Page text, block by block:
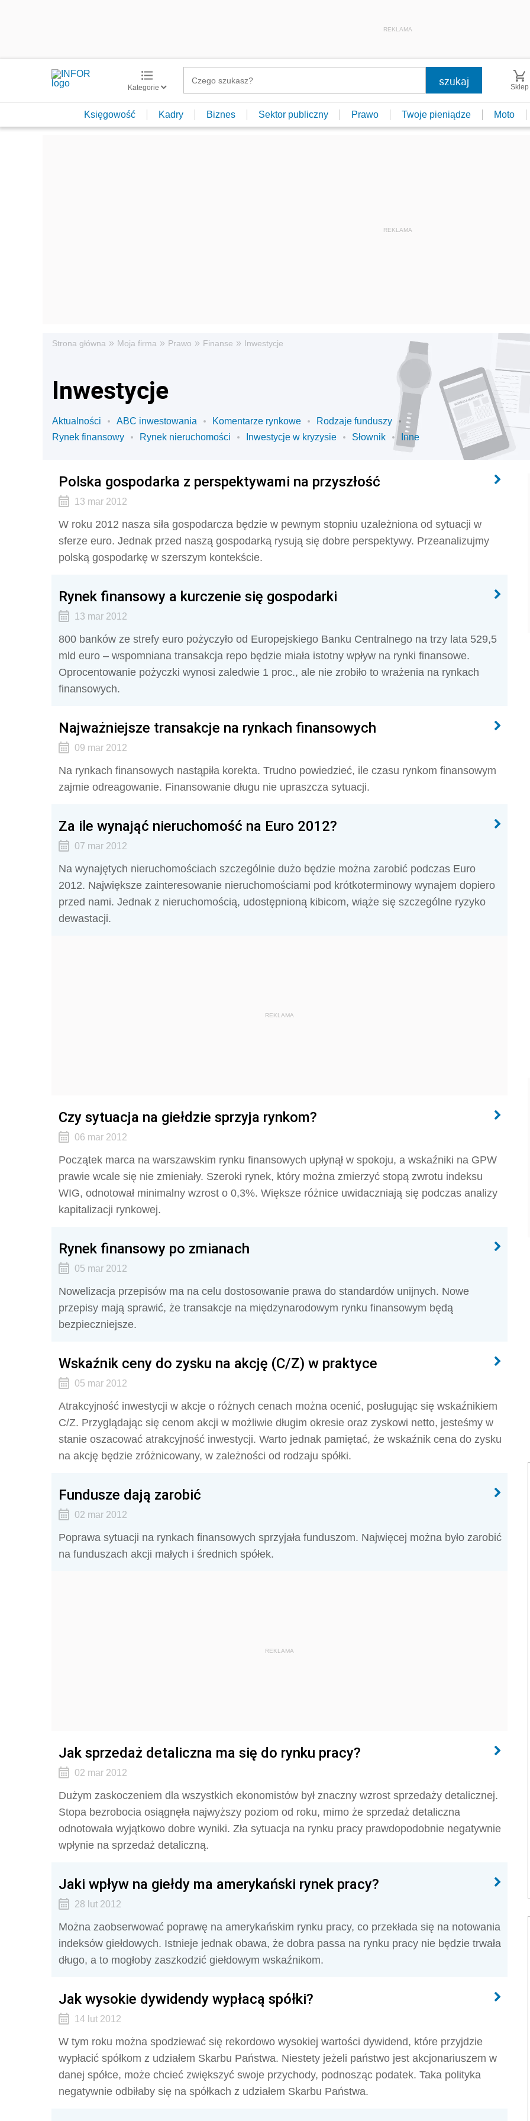
REKLAMA
Kategorie Sklep
Księgowość Kadry Biznes Sektor publiczny Prawo Twoje pieniądze Moto
Strona główna » Moja firma » Prawo » Finanse » Inwestycje
Inwestycje
Aktualności ABC inwestowania Komentarze rynkowe
Rodzaje funduszy
Rynek finansowy
Rynek nieruchomości Inwestycje w kryzysie Słownik Inne
Polska gospodarka z perspektywami na przyszłość
13 mar 2012
W roku 2012 nasza siła gospodarcza będzie w pewnym stopniu uzależniona od sytuacji w
sferze euro. Jednak przed naszą gospodarką rysują się dobre perspektywy. Przeanalizujmy
polską gospodarkę w szerszym kontekście.
Rynek finansowy a kurczenie się gospodarki
13 mar 2012
800 banków ze strefy euro pożyczyło od Europejskiego Banku Centralnego na trzy lata 529,5
mld euro – wspomniana transakcja repo będzie miała istotny wpływ na rynki finansowe.
Oprocentowanie pożyczki wynosi zaledwie 1 proc., ale nie zrobiło to wrażenia na rynkach
finansowych.
Najważniejsze transakcje na rynkach finansowych
09 mar 2012
Na rynkach finansowych nastąpiła korekta. Trudno powiedzieć, ile czasu rynkom finansowym
zajmie odreagowanie. Finansowanie długu nie upraszcza sytuacji.
Za ile wynająć nieruchomość na Euro 2012?
07 mar 2012
Na wynajętych nieruchomościach szczególnie dużo będzie można zarobić podczas Euro
2012. Największe zainteresowanie nieruchomościami pod krótkoterminowy wynajem dopiero
przed nami. Jednak z nieruchomością, udostępnioną kibicom, wiąże się szczególne ryzyko
dewastacji.
REKLAMA
Czy sytuacja na giełdzie sprzyja rynkom?
06 mar 2012
Początek marca na warszawskim rynku finansowych upłynął w spokoju, a wskaźniki na GPW
prawie wcale się nie zmieniały. Szeroki rynek, który można zmierzyć stopą zwrotu indeksu
WIG, odnotował minimalny wzrost o 0,3%. Większe różnice uwidaczniają się podczas analizy
kapitalizacji rynkowej.
Rynek finansowy po zmianach
05 mar 2012
Nowelizacja przepisów ma na celu dostosowanie prawa do standardów unijnych. Nowe
przepisy mają sprawić, że transakcje na międzynarodowym rynku finansowym będą
bezpieczniejsze.
Wskaźnik ceny do zysku na akcję (C/Z) w praktyce
05 mar 2012
Atrakcyjność inwestycji w akcje o różnych cenach można ocenić, posługując się wskaźnikiem
C/Z. Przyglądając się cenom akcji w możliwie długim okresie oraz zyskowi netto, jesteśmy w
stanie oszacować atrakcyjność inwestycji. Warto jednak pamiętać, że wskaźnik cena do zysku
na akcję będzie zróżnicowany, w zależności od rodzaju spółki.
Fundusze dają zarobić
02 mar 2012
Poprawa sytuacji na rynkach finansowych sprzyjała funduszom. Najwięcej można było zarobić
na funduszach akcji małych i średnich spółek.
REKLAMA
Jak sprzedaż detaliczna ma się do rynku pracy?
02 mar 2012
Dużym zaskoczeniem dla wszystkich ekonomistów był znaczny wzrost sprzedaży detalicznej.
Stopa bezrobocia osiągnęła najwyższy poziom od roku, mimo że sprzedaż detaliczna
odnotowała wyjątkowo dobre wyniki. Zła sytuacja na rynku pracy prawdopodobnie negatywnie
wpłynie na sprzedaż detaliczną.
Jaki wpływ na giełdy ma amerykański rynek pracy?
28 lut 2012
Można zaobserwować poprawę na amerykańskim rynku pracy, co przekłada się na notowania
indeksów giełdowych. Istnieje jednak obawa, że dobra passa na rynku pracy nie będzie trwała
długo, a to mogłoby zaszkodzić giełdowym wskaźnikom.
Jak wysokie dywidendy wypłacą spółki?
14 lut 2012
W tym roku można spodziewać się rekordowo wysokiej wartości dywidend, które przyjdzie
wypłacić spółkom z udziałem Skarbu Państwa. Niestety jeżeli państwo jest akcjonariuszem w
danej spółce, może chcieć zwiększyć swoje przychody, podnosząc podatek. Taka polityka
negatywnie odbiłaby się na spółkach z udziałem Skarbu Państwa.